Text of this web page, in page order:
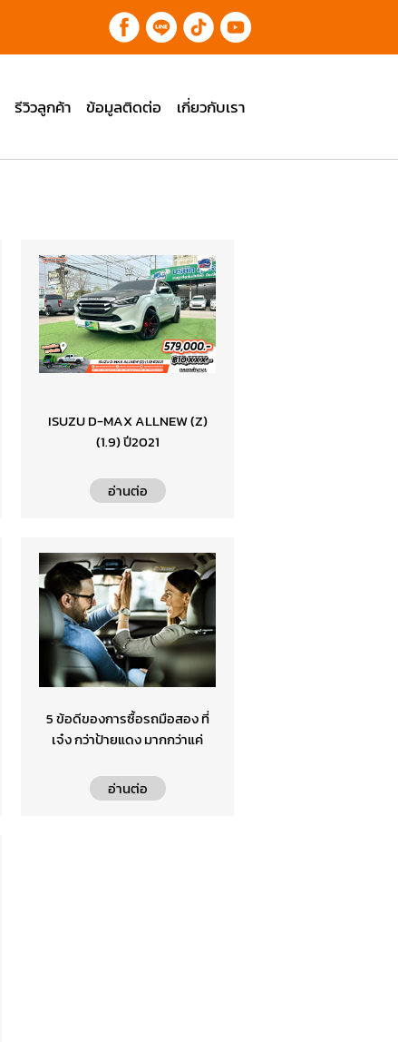
รีวิวลูกค้า ข้อมูลติดต่อ เกี่ยวกับเรา
ISUZU D-MAX ALLNEW (Z)
(1.9) ปี2021
อ่านต่อ
5 ข้อดีของการซื้อรถมือสอง ที่
เจ๋ง กว่าป้ายแดง มากกว่าแค่
อ่านต่อ